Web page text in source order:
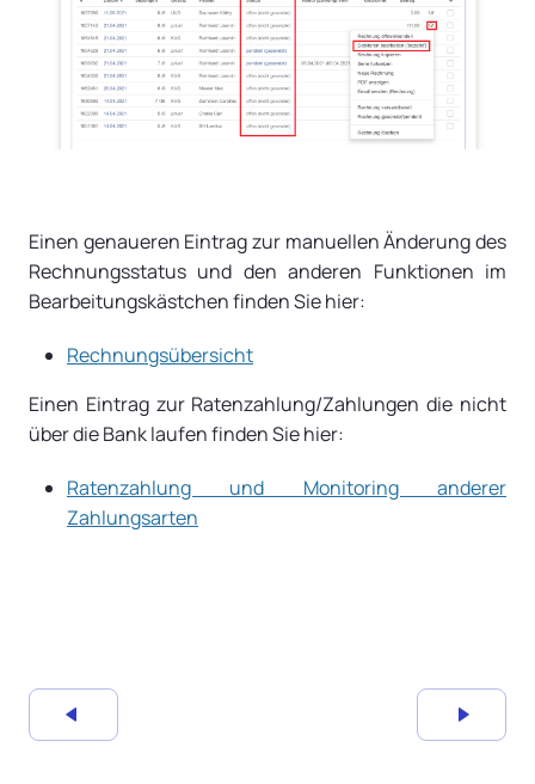
Einen genaueren Eintrag zur manuellen Änderung des
Rechnungsstatus und den anderen Funktionen im
Bearbeitungskästchen finden Sie hier:
Rechnungsübersicht
Einen Eintrag zur Ratenzahlung/Zahlungen die nicht
über die Bank laufen finden Sie hier:
Ratenzahlung und Monitoring anderer
Zahlungsarten